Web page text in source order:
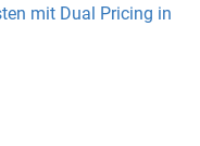
mit Dual Pricing in